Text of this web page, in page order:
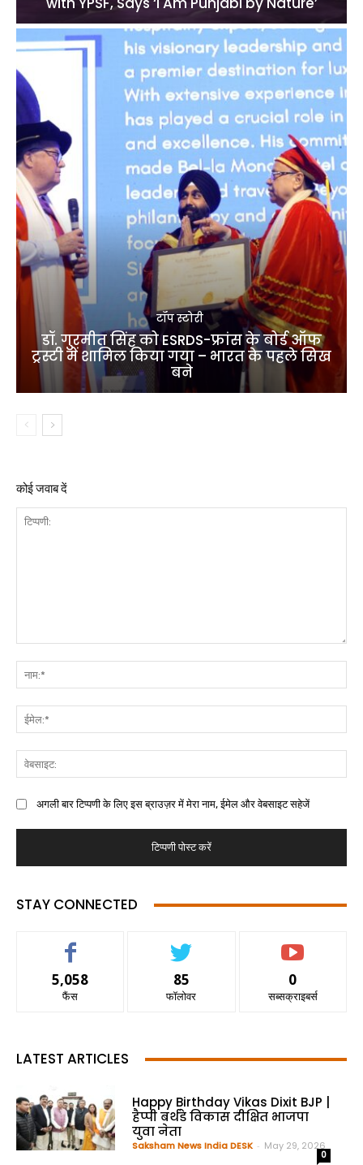
टॉप स्टोरी
डॉ. गुरमीत सिंह को ESRDS-फ्रांस के बोर्ड ऑफ
ट्रस्टी में शामिल किया गया – भारत के पहले सिख
बने
कोई जवाब दें
अगली बार टिप्पणी के लिए इस ब्राउज़र में मेरा नाम, ईमेल और वेबसाइट सहेजें
STAY CONNECTED
5,058
फैंस
85
फॉलोवर
0
सब्सक्राइबर्स
LATEST ARTICLES
Happy Birthday Vikas Dixit BJP |
हैप्पी बर्थडे विकास दीक्षित भाजपा
युवा नेता
Saksham News India DESK - May 29, 2026
0